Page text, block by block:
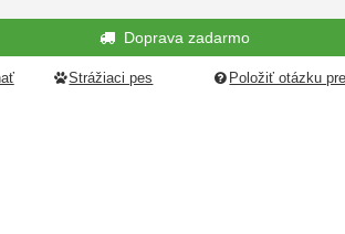
Doprava zadarmo
Strážiaci pes Položiť otázku